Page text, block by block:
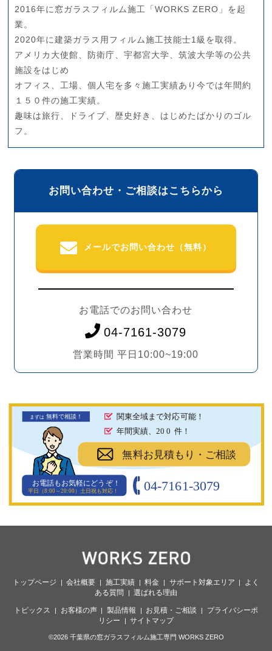
2016年に窓ガラスフィルム施工「WORKS ZERO」を起
業。
2020年に建築ガラス用フィルム施工技能士1級を取得。
アメリカ大使館、防衛庁、宇都宮大学、筑波大学等の公共
施設をはじめ
オフィス、工場、個人宅を多々施工実績あり今では年間約
１５０件の施工実績。
趣味は旅行、ドライブ、歴史好き、はじめたばかりのゴル
フ。
お問い合わせ・ご相談はこちらから
メールでお問い合わせ（無料）
お電話でのお問い合わせ
04-7161-3079
営業時間 平日10:00~19:00
無料お見積もり・ご相談
まずは 無料で相談！
関東全域まで対応可能！
年間実績、20 0 件！
04-7161-3079
お電話もお気軽にどうぞ！
平日（8:00～20:00）土日祝も対応！
トップページ 会社概要 施工実績 料金 サポート対象エリア
よく
ある質問
選ばれる理由
トピックス お客様の声 製品情報 お見積・ご相談
プライバシーポ
リシー
サイトマップ
©2026 千葉県の窓ガラスフィルム施工専門 WORKS ZERO